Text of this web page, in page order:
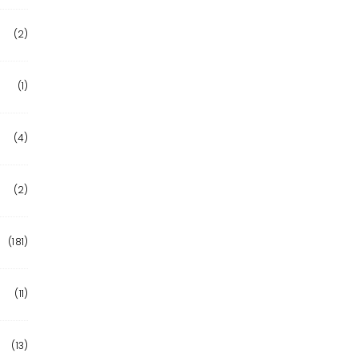
(2)
(1)
(4)
(2)
(181)
(11)
(13)